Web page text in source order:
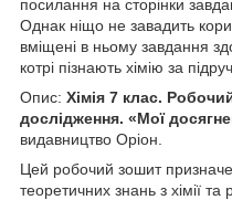
посилання на сторінки
Однак ніщо не завадить
вміщені в ньому завдання
котрі пізнають хімію за
Опис: Хімія 7 клас.
дослідження. «Мої
видавництво Оріон.
Цей робочий зошит
теоретичних знань з хімії та